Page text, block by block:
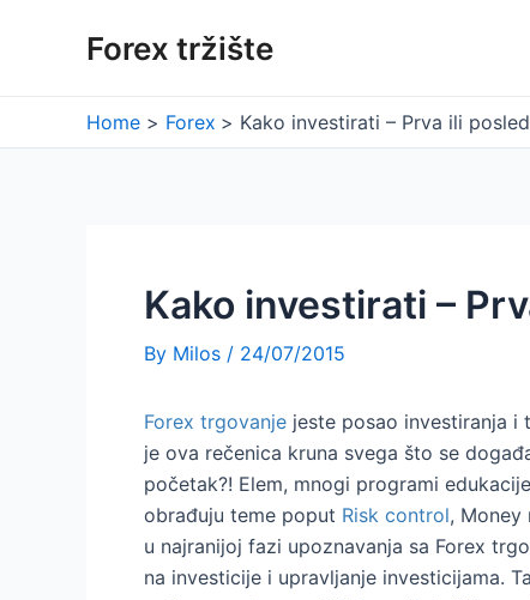
Forex tržište
Home Forex Kako investirati – Prva ili
Kako investirati –
By Milos / 24/07/2015
Forex trgovanje jeste posao investiranja
je ova rečenica kruna svega što se
početak?! Elem, mnogi programi
obrađuju teme poput Risk control, Money
u najranijoj fazi upoznavanja sa Forex
na investicije i upravljanje investicijama.